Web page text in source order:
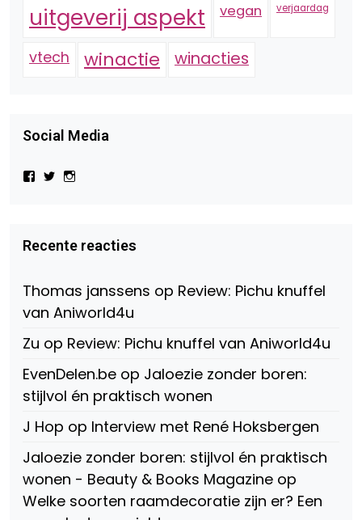
uitgeverij aspekt vegan verjaardag
vtech winactie winacties
Social Media
Bekijk
Beauty-
147775071915783/?
Facebook
Bekijk
op
Twitter
op
Instagram
Recente reacties
Thomas janssens op Review: Pichu knuffel
van Aniworld4u
Zu op Review: Pichu knuffel van Aniworld4u
EvenDelen.be op Jaloezie zonder boren:
stijlvol én praktisch wonen
J Hop op Interview met René Hoksbergen
Jaloezie zonder boren: stijlvol én praktisch
wonen - Beauty & Books Magazine op
Welke soorten raamdecoratie zijn er? Een